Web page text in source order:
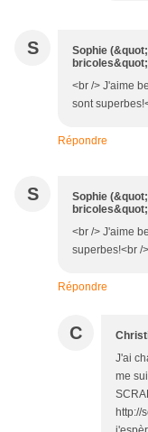
S
Sophie
<br /> J'aime
sont
Répondre
S
Sophie
<br /> J'aime
superbes!<br />
Répondre
C
J'ai
me
http://